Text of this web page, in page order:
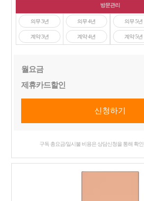
방문관리
의무 3년
계약 3년
의무 4년
계약 4년
의무 5년
계약 5년
월요금
제휴카드할인
구독 총요금/일시불 비용은 상담신청을 통해 확